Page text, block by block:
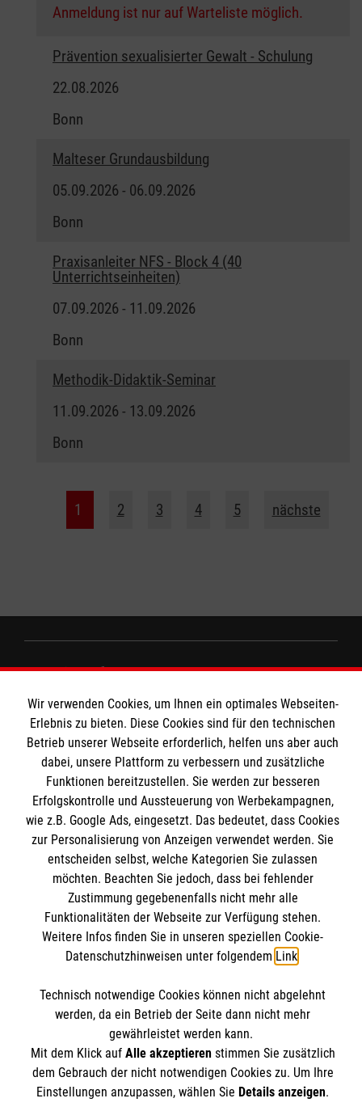
Anmeldung ist nur auf Warteliste möglich.
Prävention sexualisierter Gewalt - Schulung
22.08.2026
Bonn
Malteser Grundausbildung
05.09.2026 - 06.09.2026
Bonn
Praxisanleiter NFS - Block 4 (40
Unterrichtseinheiten)
07.09.2026 - 11.09.2026
Bonn
Methodik-Didaktik-Seminar
11.09.2026 - 13.09.2026
Bonn
1 2 3 4 5 nächste
Wir Malteser
Spenden und Helfen
Angebote und Leistungen
Unsere Kurse
Mitarbeiten
Wir Malteser
Informationen
Downloads
Impressum
Malteser online
Malteserorden
Malteser Jugend
Malteser International
Sharepoint
Soziale Netzwerke
Der Malteser Hilfsdienst e.V. ist als eingetragene
gemeinnützige Organisation von der Körperschaft- und
Gewerbesteuer befreit.
Wir verwenden Cookies, um Ihnen ein optimales Webseiten-
Erlebnis zu bieten. Diese Cookies sind für den technischen
Betrieb unserer Webseite erforderlich, helfen uns aber auch
dabei, unsere Plattform zu verbessern und zusätzliche
Funktionen bereitzustellen. Sie werden zur besseren
Erfolgskontrolle und Aussteuerung von Werbekampagnen,
wie z.B. Google Ads, eingesetzt. Das bedeutet, dass Cookies
zur Personalisierung von Anzeigen verwendet werden. Sie
entscheiden selbst, welche Kategorien Sie zulassen
möchten. Beachten Sie jedoch, dass bei fehlender
Zustimmung gegebenenfalls nicht mehr alle
Funktionalitäten der Webseite zur Verfügung stehen.
Weitere Infos finden Sie in unseren speziellen Cookie-
Datenschutzhinweisen unter folgendem Link.
Technisch notwendige Cookies können nicht abgelehnt
werden, da ein Betrieb der Seite dann nicht mehr
gewährleistet werden kann.
Mit dem Klick auf Alle akzeptierenstimmen Sie zusätzlich
dem Gebrauch der nicht notwendigen Cookies zu. Um Ihre
Einstellungen anzupassen, wählen Sie Details anzeigen.